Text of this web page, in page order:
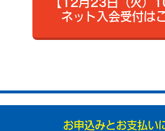
ネット入会受付は
お申込みとお支払い